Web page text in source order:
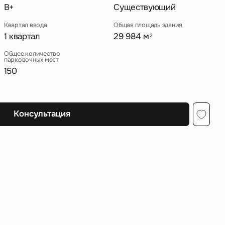
B+ Существующий
Квартал ввода
1 квартал
Общая площадь здания
29 984 м2
Общее количество
парковочных мест
150
Консультация